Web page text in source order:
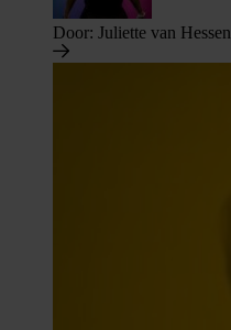
Door: Juliette van Hessen